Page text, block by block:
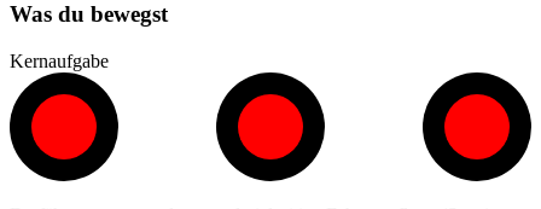
Was du bewegst
Kernaufgabe